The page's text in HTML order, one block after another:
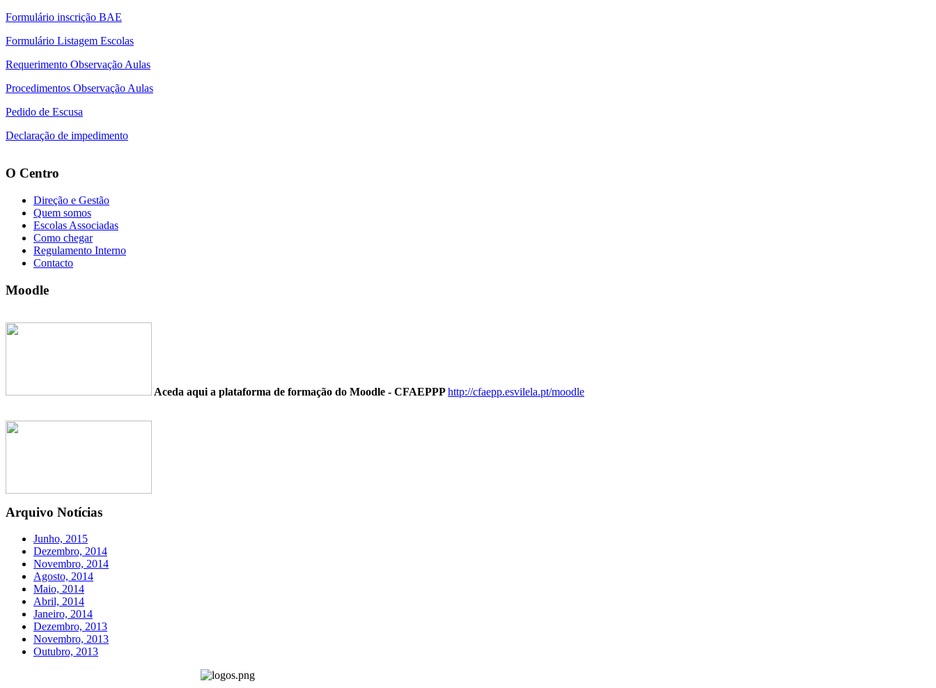
Formulário inscrição BAE
Formulário Listagem Escolas
Requerimento Observação Aulas
Procedimentos Observação Aulas
Pedido de Escusa
Declaração de impedimento
O Centro
Direção e Gestão
Quem somos
Escolas Associadas
Como chegar
Regulamento Interno
Contacto
Moodle
Aceda aqui a plataforma de formação do Moodle - CFAEPPPhttp://cfaepp.esvilela.pt/moodle
Arquivo Notícias
Junho, 2015
Dezembro, 2014
Novembro, 2014
Agosto, 2014
Maio, 2014
Abril, 2014
Janeiro, 2014
Dezembro, 2013
Novembro, 2013
Outubro, 2013